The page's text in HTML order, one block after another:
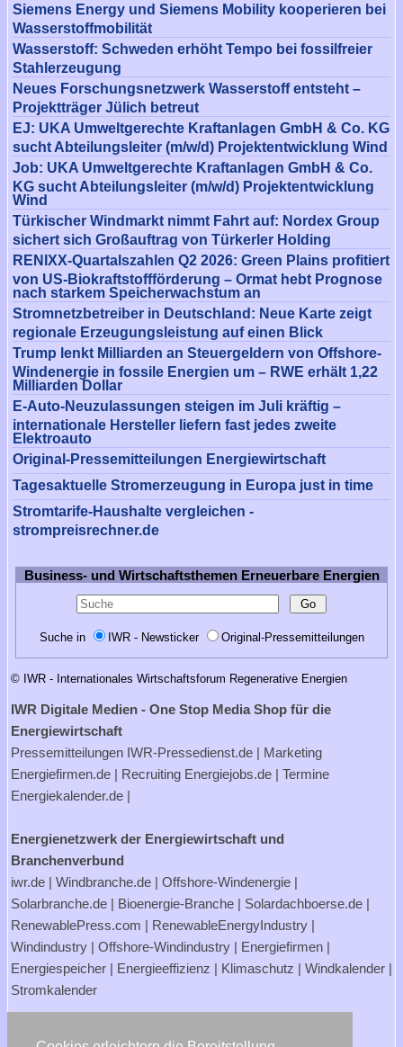
Siemens Energy und Siemens Mobility kooperieren bei
Wasserstoffmobilität
Wasserstoff: Schweden erhöht Tempo bei fossilfreier
Stahlerzeugung
Neues Forschungsnetzwerk Wasserstoff entsteht –
Projektträger Jülich betreut
EJ: UKA Umweltgerechte Kraftanlagen GmbH & Co. KG
sucht Abteilungsleiter (m/w/d) Projektentwicklung Wind
Job: UKA Umweltgerechte Kraftanlagen GmbH & Co.
KG sucht Abteilungsleiter (m/w/d) Projektentwicklung
Wind
Türkischer Windmarkt nimmt Fahrt auf: Nordex Group
sichert sich Großauftrag von Türkerler Holding
RENIXX-Quartalszahlen Q2 2026: Green Plains profitiert
von US-Biokraftstoffförderung – Ormat hebt Prognose
nach starkem Speicherwachstum an
Stromnetzbetreiber in Deutschland: Neue Karte zeigt
regionale Erzeugungsleistung auf einen Blick
Trump lenkt Milliarden an Steuergeldern von Offshore-
Windenergie in fossile Energien um – RWE erhält 1,22
Milliarden Dollar
E-Auto-Neuzulassungen steigen im Juli kräftig –
internationale Hersteller liefern fast jedes zweite
Elektroauto
Original-Pressemitteilungen Energiewirtschaft
Tagesaktuelle Stromerzeugung in Europa just in time
Stromtarife-Haushalte vergleichen -
strompreisrechner.de
Business- und Wirtschaftsthemen Erneuerbare Energien
Suche in IWR - Newsticker Original-Pressemitteilungen
© IWR - Internationales Wirtschaftsforum Regenerative Energien
IWR Digitale Medien - One Stop Media Shop für die
Energiewirtschaft
Pressemitteilungen IWR-Pressedienst.de | Marketing
Energiefirmen.de | Recruiting Energiejobs.de | Termine
Energiekalender.de |
Energienetzwerk der Energiewirtschaft und
Branchenverbund
iwr.de | Windbranche.de | Offshore-Windenergie |
Solarbranche.de | Bioenergie-Branche | Solardachboerse.de |
RenewablePress.com | RenewableEnergyIndustry |
Windindustry | Offshore-Windindustry | Energiefirmen |
Energiespeicher | Energieeffizienz | Klimaschutz | Windkalender |
Stromkalender